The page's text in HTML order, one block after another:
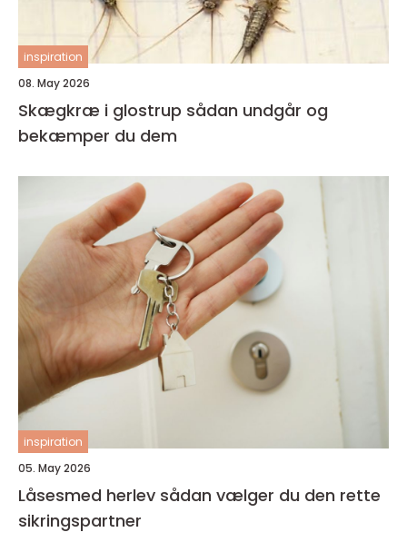
inspiration
08. May 2026
Skægkræ i glostrup sådan undgår og
bekæmper du dem
inspiration
05. May 2026
Låsesmed herlev sådan vælger du den rette
sikringspartner